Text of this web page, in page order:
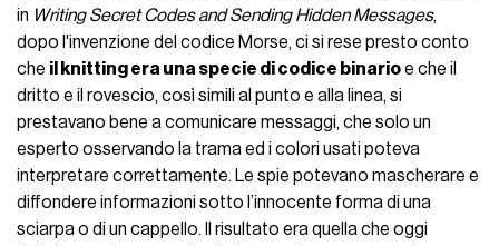
in Writing Secret Codes and Sending Hidden Messages,
dopo l'invenzione del codice Morse, ci si rese presto conto
che il knitting era una specie di codice binarioe che il
dritto e il rovescio, così simili al punto e alla linea, si
prestavano bene a comunicare messaggi, che solo un
esperto osservando la trama ed i colori usati poteva
interpretare correttamente. Le spie potevano mascherare e
diffondere informazioni sotto l’innocente forma di una
sciarpa o di un cappello. Il risultato era quella che oggi